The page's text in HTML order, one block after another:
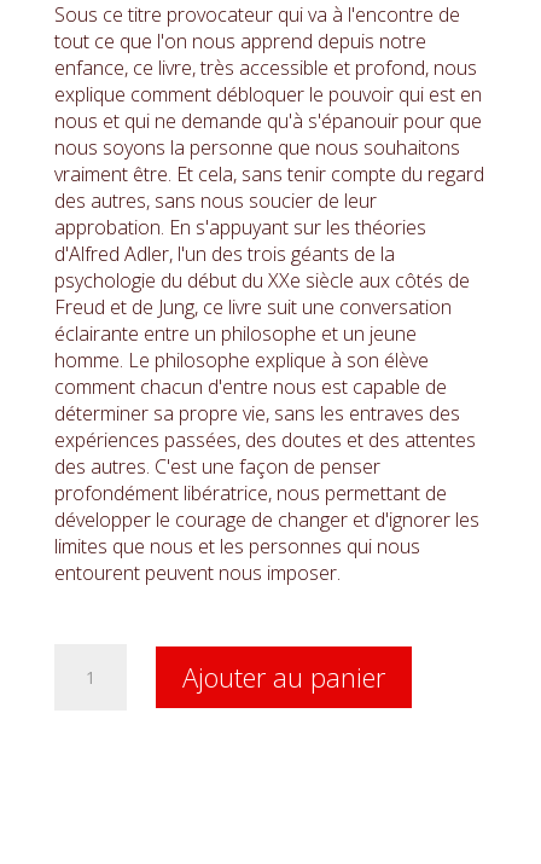
Sous ce titre provocateur qui va à l'encontre de
tout ce que l'on nous apprend depuis notre
enfance, ce livre, très accessible et profond, nous
explique comment débloquer le pouvoir qui est en
nous et qui ne demande qu'à s'épanouir pour que
nous soyons la personne que nous souhaitons
vraiment être. Et cela, sans tenir compte du regard
des autres, sans nous soucier de leur
approbation. En s'appuyant sur les théories
d'Alfred Adler, l'un des trois géants de la
psychologie du début du XXe siècle aux côtés de
Freud et de Jung, ce livre suit une conversation
éclairante entre un philosophe et un jeune
homme. Le philosophe explique à son élève
comment chacun d'entre nous est capable de
déterminer sa propre vie, sans les entraves des
expériences passées, des doutes et des attentes
des autres. C'est une façon de penser
profondément libératrice, nous permettant de
développer le courage de changer et d'ignorer les
limites que nous et les personnes qui nous
entourent peuvent nous imposer.
Ajouter au panier